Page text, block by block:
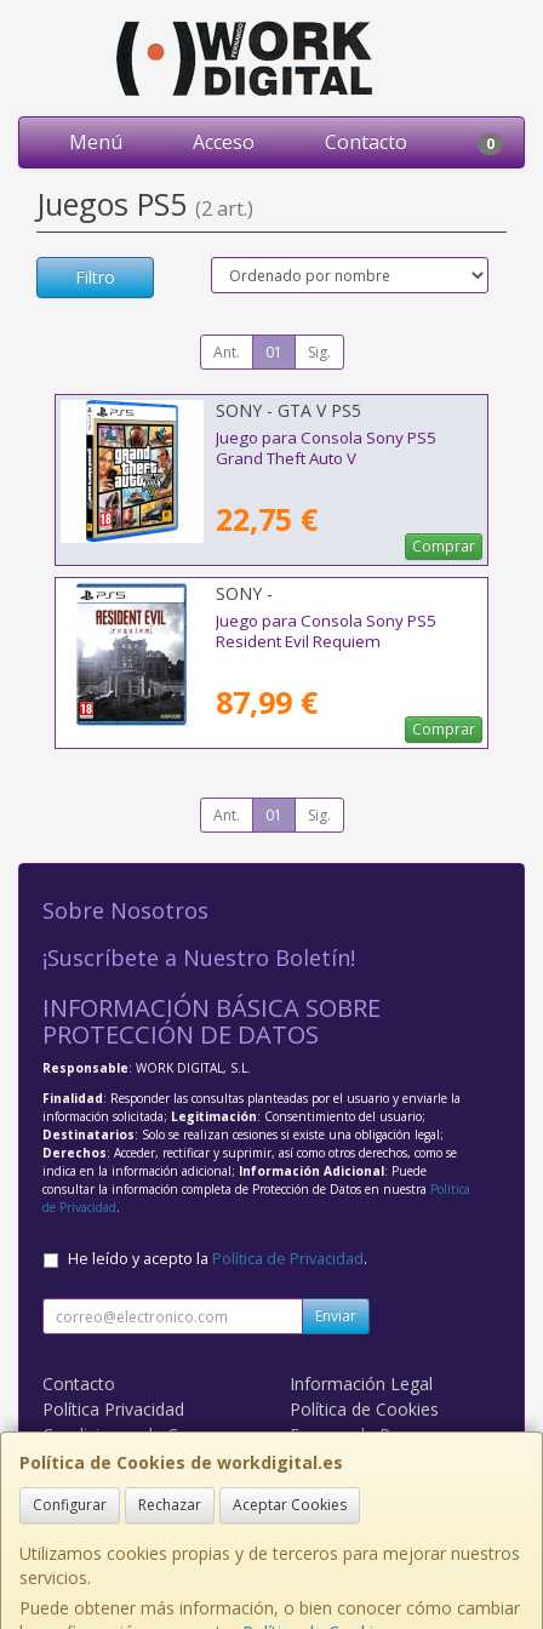
Menú Acceso Contacto 0
Juegos PS5 (2 art.)
Filtro
Ant. 01 Sig.
SONY - GTA V PS5
Juego para Consola Sony PS5
Grand Theft Auto V
22,75 €
Comprar
SONY -
Juego para Consola Sony PS5
Resident Evil Requiem
87,99 €
Comprar
Ant. 01 Sig.
Política de Cookies de workdigital.es
Configurar Rechazar Aceptar Cookies
Utilizamos cookies propias y de terceros para mejorar nuestros
servicios.
Puede obtener más información, o bien conocer cómo cambiar
Sobre Nosotros
¡Suscríbete a Nuestro Boletín!
INFORMACIÓN BÁSICA SOBRE
PROTECCIÓN DE DATOS
Responsable: WORK DIGITAL, S.L.
Finalidad: Responder las consultas planteadas por el usuario y enviarle la
información solicitada; Legitimación: Consentimiento del usuario;
Destinatarios: Solo se realizan cesiones si existe una obligación legal;
Derechos: Acceder, rectificar y suprimir, así como otros derechos, como se
indica en la información adicional; Información Adicional: Puede
consultar la información completa de Protección de Datos en nuestra Política
de Privacidad.
He leído y acepto la Política de Privacidad.
Enviar
Contacto
Información Legal
Política Privacidad
Política de Cookies
Condiciones de Compra
Formas de Pago
WORK DIGITAL
Contacto
admin@workdigital.es